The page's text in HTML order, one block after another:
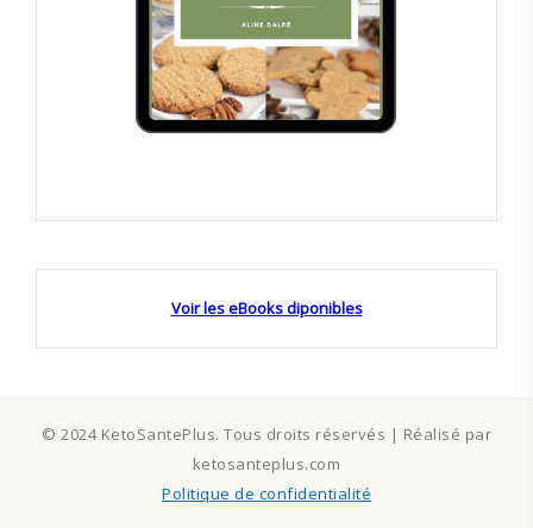
Voir les eBooks diponibles
© 2024 KetoSantePlus. Tous droits réservés | Réalisé par
ketosanteplus.com
Politique de confidentialité